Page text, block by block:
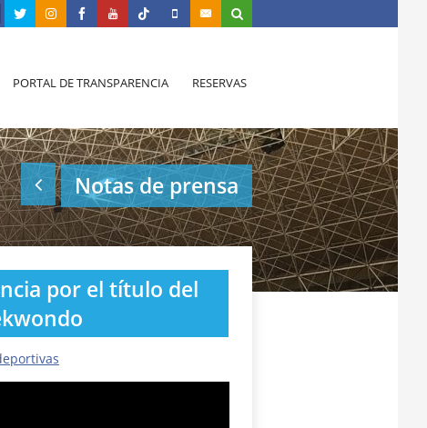
PORTAL DE TRANSPARENCIA RESERVAS
Notas de prensa
por el título del